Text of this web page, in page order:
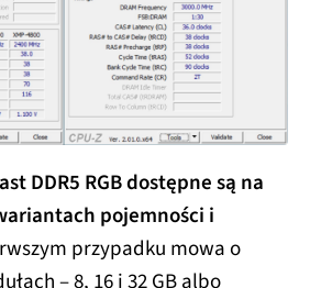
DDR5 RGB dostępne są na
pojemności i
przypadku mowa o
– 8, 16 i 32 GB albo